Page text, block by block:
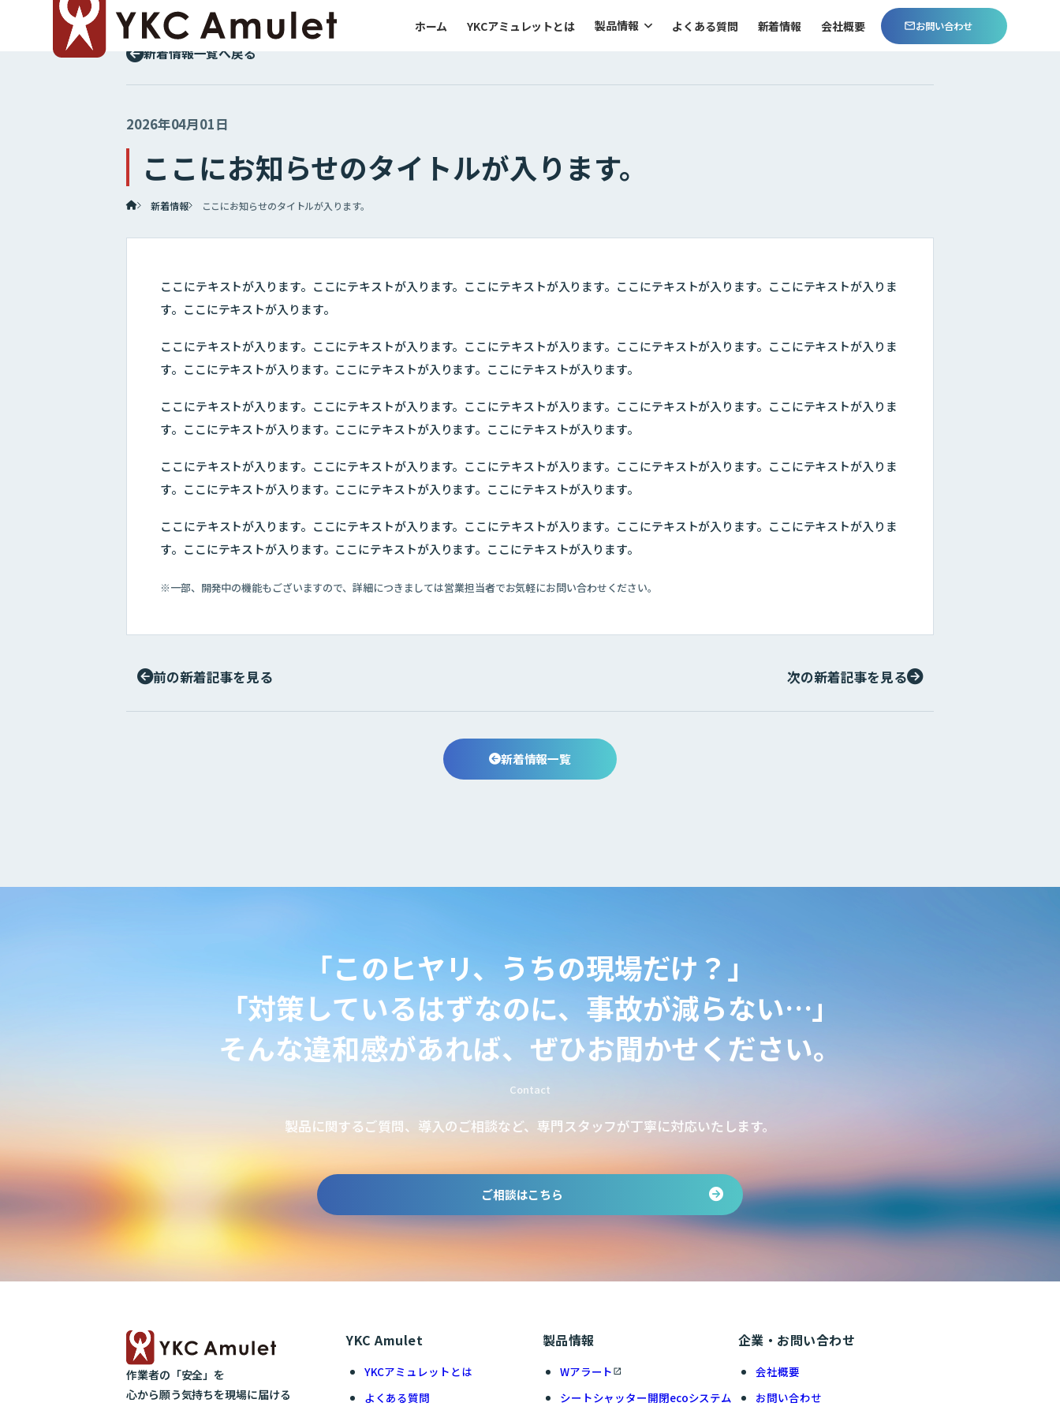
ホーム YKCアミュレットとは 製品情報 よくある質問 新着情報 会社概要 お問い合わせ
新着情報一覧へ戻る
2026年04月01日
ここにお知らせのタイトルが入ります。
新着情報 ここにお知らせのタイトルが入ります。
ここにテキストが入ります。ここにテキストが入ります。ここにテキストが入ります。ここにテキストが入ります。ここにテキストが入りま
す。ここにテキストが入ります。
ここにテキストが入ります。ここにテキストが入ります。ここにテキストが入ります。ここにテキストが入ります。ここにテキストが入りま
す。ここにテキストが入ります。ここにテキストが入ります。ここにテキストが入ります。
ここにテキストが入ります。ここにテキストが入ります。ここにテキストが入ります。ここにテキストが入ります。ここにテキストが入りま
す。ここにテキストが入ります。ここにテキストが入ります。ここにテキストが入ります。
ここにテキストが入ります。ここにテキストが入ります。ここにテキストが入ります。ここにテキストが入ります。ここにテキストが入りま
す。ここにテキストが入ります。ここにテキストが入ります。ここにテキストが入ります。
ここにテキストが入ります。ここにテキストが入ります。ここにテキストが入ります。ここにテキストが入ります。ここにテキストが入りま
す。ここにテキストが入ります。ここにテキストが入ります。ここにテキストが入ります。
※一部、開発中の機能もございますので、詳細につきましては営業担当者でお気軽にお問い合わせください。
前の新着記事を見る 次の新着記事を見る
新着情報一覧
「このヒヤリ、うちの現場だけ？」
「対策しているはずなのに、事故が減らない…」
そんな違和感があれば、ぜひお聞かせください。
Contact
製品に関するご質問、導入のご相談など、専門スタッフが丁寧に対応いたします。
ご相談はこちら
作業者の「安全」を
心から願う気持ちを現場に届ける
YKC Amulet
YKCアミュレットとは
よくある質問
製品情報
Wアラート
シートシャッター開閉ecoシステム
企業・お問い合わせ
会社概要
お問い合わせ